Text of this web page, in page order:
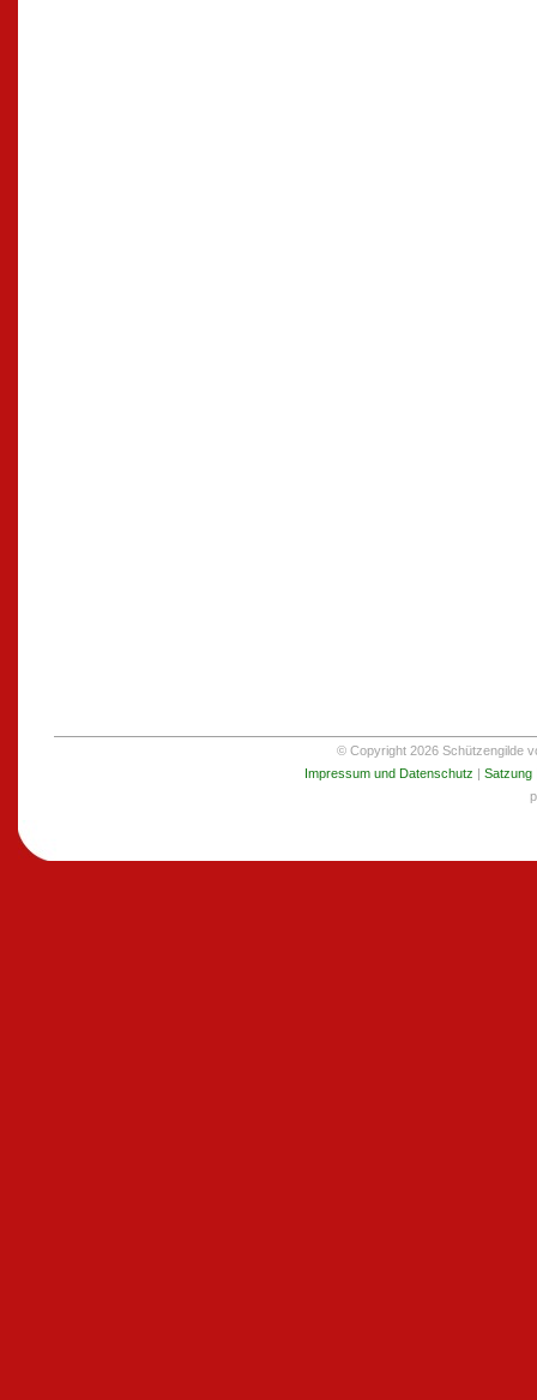
© Copyright 2026 Schützengilde
Impressum und Datenschutz | Satzung